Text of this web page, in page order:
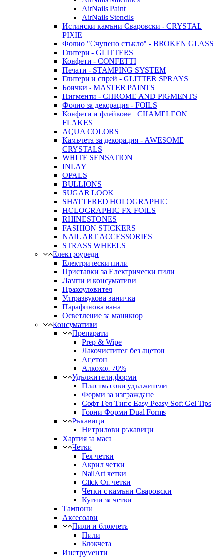
AirNails Paint
AirNails Stencils
Истински камъни Сваровски - CRYSTAL
PIXIE
Фолио "Счупено стъкло" - BROKEN GLASS
Глитери - GLITTERS
Конфети - CONFETTI
Печати - STAMPING SYSTEM
Глитери и спрей - GLITTER SPRAYS
Боички - MASTER PAINTS
Пигменти - CHROME AND PIGMENTS
Фолио за декорация - FOILS
Конфети и флейкове - CHAMELEON
FLAKES
AQUA COLORS
Камъчета за декорация - AWESOME
CRYSTALS
WHITE SENSATION
INLAY
OPALS
BULLIONS
SUGAR LOOK
SHATTERED HOLOGRAPHIC
HOLOGRAPHIC FX FOILS
RHINESTONES
FASHION STICKERS
NAIL ART ACCESSORIES
STRASS WHEELS
Електроуреди
Електрически пили
Приставки за Електрически пили
Лампи и консумативи
Прахоуловител
Ултразвукова ваничка
Парафинова вана
Осветление за маникюр
Консумативи
Препарати
Prep & Wipe
Лакочистител без ацетон
Ацетон
Алкохол 70%
Удължители,форми
Пластмасови удължители
Форми за изграждане
Софт Гел Типс Easy Peasy Soft Gel Tips
Горни Форми Dual Forms
Ръкавици
Нитрилови ръкавици
Хартия за маса
Четки
Гел четки
Акрил четки
NailArt четки
Click On четки
Четки с камъни Сваровски
Кутии за четки
Тампони
Аксесоари
Пили и блокчета
Пили
Блокчета
Инструменти